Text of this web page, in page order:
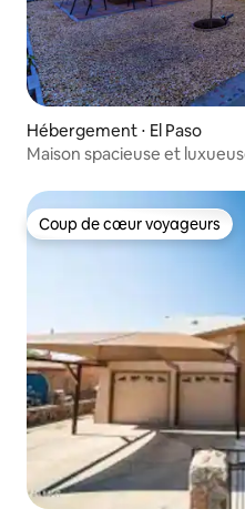
Hébergement ⋅ El Paso
Maison spacieuse et
Coup de cœur voyageurs
Coup de cœur voyageurs